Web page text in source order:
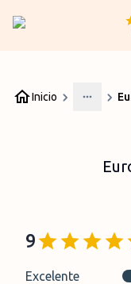
Inicio
More
9
Excelente